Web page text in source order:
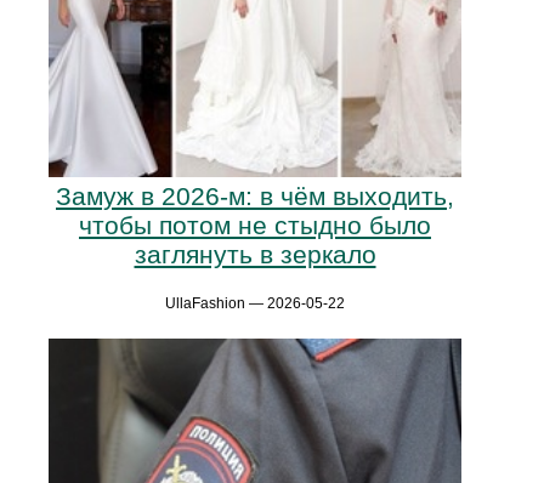
Замуж в 2026-м: в чём выходить,
чтобы потом не стыдно было
заглянуть в зеркало
UllaFashion — 2026-05-22